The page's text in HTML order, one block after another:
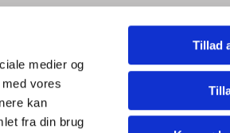
medier og
vores
kan
fra din brug
Tillad